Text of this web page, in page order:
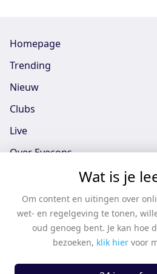
Homepage
Trending
Nieuw
Clubs
Live
Over Eyecons
Eyecons App - iOS
Eyecons App - Android
Vacatures
Casten
Wat is je
Om content en uitingen over
wet- en regelgeving te tonen,
oud genoeg bent. Je kan hoe
bezoeken, klik hier voor